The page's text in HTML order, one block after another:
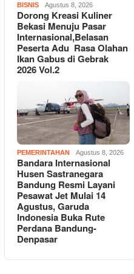
BISNIS
Agustus 8, 2026
Dorong Kreasi Kuliner
Bekasi Menuju Pasar
Internasional,Belasan
Peserta Adu Rasa Olahan
Ikan Gabus di Gebrak
2026 Vol.2
PEMERINTAHAN Agustus 8, 2026
Bandara Internasional
Husen Sastranegara
Bandung Resmi Layani
Pesawat Jet Mulai 14
Agustus, Garuda
Indonesia Buka Rute
Perdana Bandung-
Denpasar